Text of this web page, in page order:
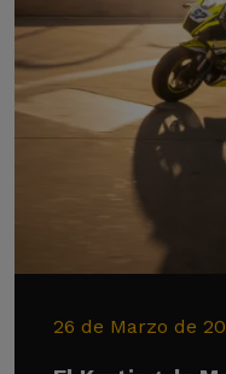
26 de Marzo de